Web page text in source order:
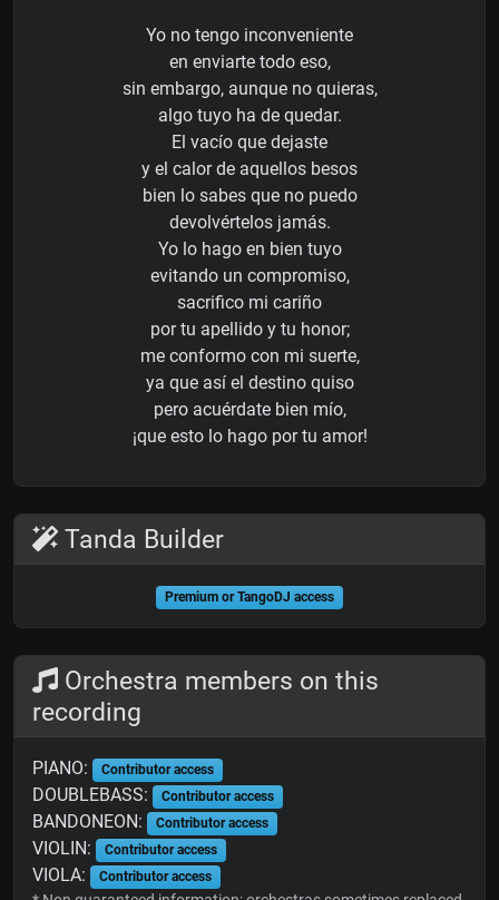
Yo no tengo inconveniente
en enviarte todo eso,
sin embargo, aunque no quieras,
algo tuyo ha de quedar.
El vacío que dejaste
y el calor de aquellos besos
bien lo sabes que no puedo
devolvértelos jamás.
Yo lo hago en bien tuyo
evitando un compromiso,
sacrifico mi cariño
por tu apellido y tu honor;
me conformo con mi suerte,
ya que así el destino quiso
pero acuérdate bien mío,
¡que esto lo hago por tu amor!
Tanda Builder
Premium or TangoDJ access
Orchestra members on this
recording
PIANO: Contributor access
DOUBLEBASS: Contributor access
BANDONEON: Contributor access
VIOLIN: Contributor access
VIOLA: Contributor access